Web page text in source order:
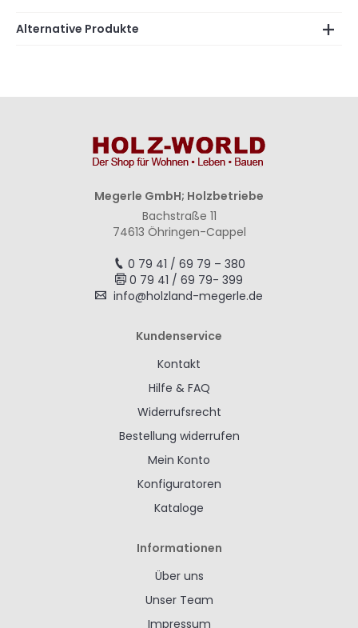
Alternative Produkte
Megerle GmbH; Holzbetriebe
Bachstraße 11
74613 Öhringen-Cappel
0 79 41 / 69 79 – 380
0 79 41 / 69 79- 399
info@holzland-megerle.de
Kundenservice
Kontakt
Hilfe & FAQ
Widerrufsrecht
Bestellung widerrufen
Mein Konto
Konfiguratoren
Kataloge
Informationen
Über uns
Unser Team
Impressum